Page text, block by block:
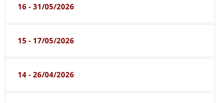
16 - 31/05/2026
15 - 17/05/2026
14 - 26/04/2026